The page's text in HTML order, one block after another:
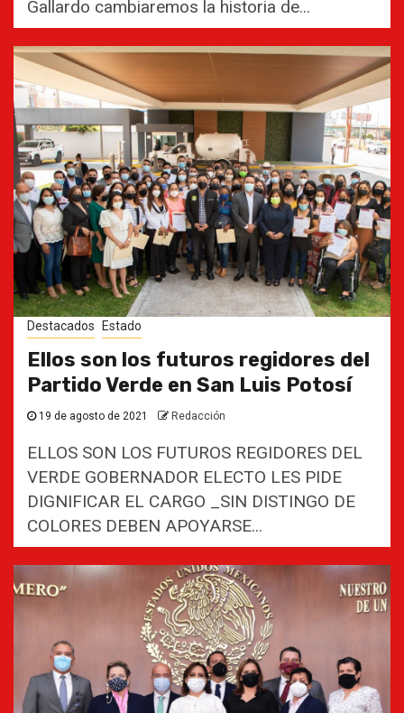
Gallardo cambiaremos la historia de...
Destacados Estado
Ellos son los futuros regidores del
Partido Verde en San Luis Potosí
19 de agosto de 2021 Redacción
ELLOS SON LOS FUTUROS REGIDORES DEL
VERDE GOBERNADOR ELECTO LES PIDE
DIGNIFICAR EL CARGO _SIN DISTINGO DE
COLORES DEBEN APOYARSE...